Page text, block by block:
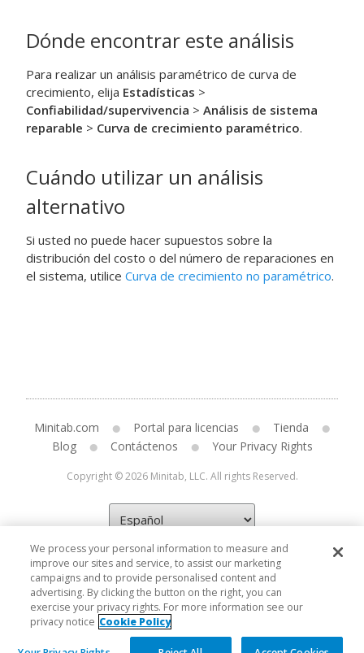
Dónde encontrar este análisis
Para realizar un análisis paramétrico de curva de
crecimiento, elija Estadísticas >
Confiabilidad/supervivencia > Análisis de sistema
reparable > Curva de crecimiento paramétrico.
Cuándo utilizar un análisis
alternativo
Si usted no puede hacer supuestos sobre la
distribución del costo o del número de reparaciones en
el sistema, utilice Curva de crecimiento no paramétrico.
Minitab.com Portal para licencias
Tienda
Blog
Contáctenos Your Privacy Rights
Copyright © 2026 Minitab, LLC. All rights Reserved.
We process your personal information to measure and
improve our sites and service, to assist our marketing
campaigns and to provide personalised content and
advertising. By clicking the button on the right, you can
exercise your privacy rights. For more information see our
privacy notice Cookie Policy